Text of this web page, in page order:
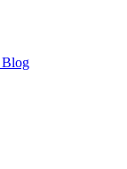
Blog